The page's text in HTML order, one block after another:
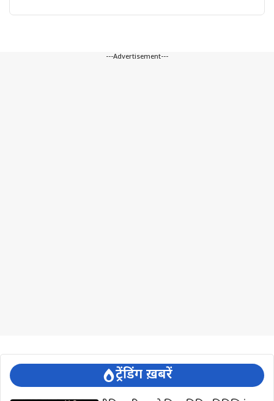
---Advertisement---
ट्रेंडिंग ख़बरें